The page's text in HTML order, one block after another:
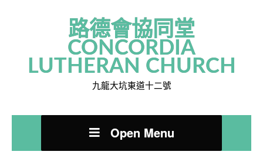
路德會協同堂
CONCORDIA
LUTHERAN CHURCH
九龍大坑東道十二號
Open Menu